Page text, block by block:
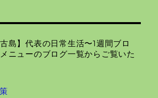
島】代表の日常生活〜1週間ブロ
ニューのブログ一覧からご覧いた